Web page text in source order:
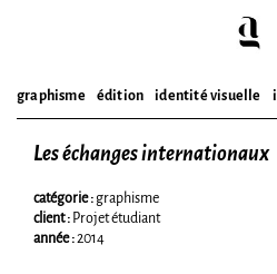
content
graphisme édition identité visuelle
Les échanges internationaux
catégorie :graphisme
client :Projet étudiant
année :2014